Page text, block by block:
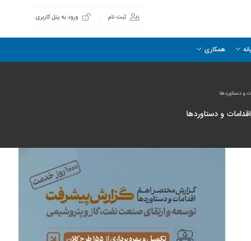
ثبت نام ورود به پنل کاربری
همکاری
و دستاوردها
و دستاوردها